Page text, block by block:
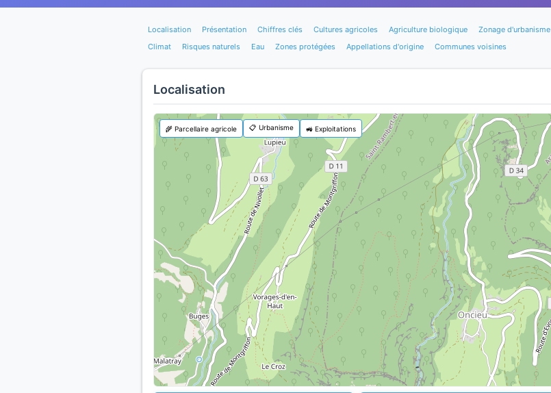
Localisation Présentation Chiffres clés Cultures agricoles Agriculture biologique Zonage d'urbanisme
Climat
Risques naturels Eau Zones protégées Appellations d'origine Communes voisines
Localisation
🌾 Parcellaire agricole 📋 Urbanisme 🚜 Exploitations